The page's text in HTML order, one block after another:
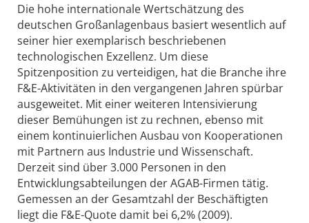
Die hohe internationale Wertschätzung des
deutschen Großanlagenbaus basiert wesentlich auf
seiner hier exemplarisch beschriebenen
technologischen Exzellenz. Um diese
Spitzenposition zu verteidigen, hat die Branche ihre
F&E-Aktivitäten in den vergangenen Jahren spürbar
ausgeweitet. Mit einer weiteren Intensivierung
dieser Bemühungen ist zu rechnen, ebenso mit
einem kontinuierlichen Ausbau von Kooperationen
mit Partnern aus Industrie und Wissenschaft.
Derzeit sind über 3.000 Personen in den
Entwicklungsabteilungen der AGAB-Firmen tätig.
Gemessen an der Gesamtzahl der Beschäftigten
liegt die F&E-Quote damit bei 6,2% (2009).